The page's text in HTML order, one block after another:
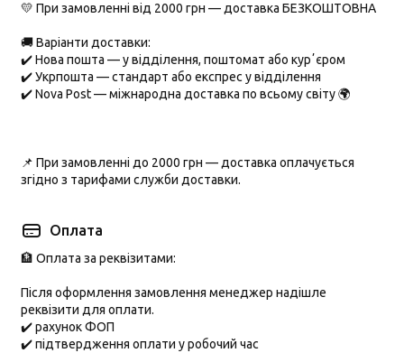
💛 При замовленні від 2000 грн — доставка БЕЗКОШТОВНА
🚚 Варіанти доставки:
✔️Нова пошта — у відділення, поштомат або курʼєром
✔️Укрпошта — стандарт або експрес у відділення
✔️Nova Post— міжнародна доставка по всьому світу 🌍
📌 При замовленні до 2000 грн — доставка оплачується
згідно з тарифами служби доставки.
Оплата
🏦 Оплата за реквізитами:
Після оформлення замовлення менеджер надішле
реквізити для оплати.
✔️ рахунок ФОП
✔️ підтвердження оплати у робочий час